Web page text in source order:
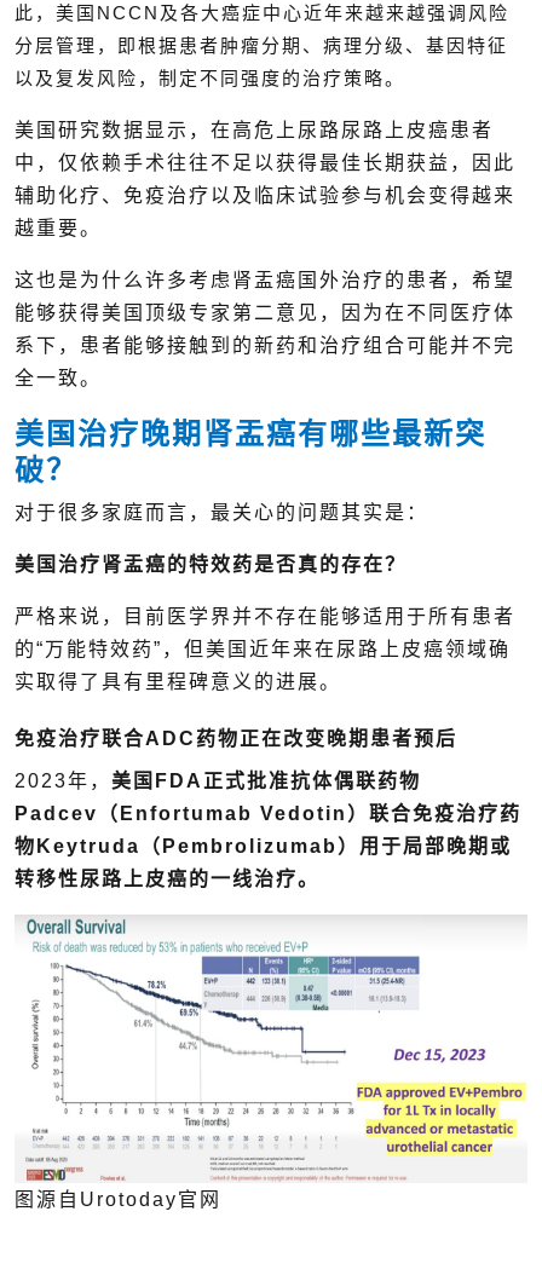
此，美国NCCN及各大癌症中心近年来越来越强调风险
分层管理，即根据患者肿瘤分期、病理分级、基因特征
以及复发风险，制定不同强度的治疗策略。
美国研究数据显示，在高危上尿路尿路上皮癌患者
中，仅依赖手术往往不足以获得最佳长期获益，因此
辅助化疗、免疫治疗以及临床试验参与机会变得越来
越重要。
这也是为什么许多考虑肾盂癌国外治疗的患者，希望
能够获得美国顶级专家第二意见，因为在不同医疗体
系下，患者能够接触到的新药和治疗组合可能并不完
全一致。
美国治疗晚期肾盂癌有哪些最新突
破？
对于很多家庭而言，最关心的问题其实是：
美国治疗肾盂癌的特效药是否真的存在？
严格来说，目前医学界并不存在能够适用于所有患者
的“万能特效药”，但美国近年来在尿路上皮癌领域确
实取得了具有里程碑意义的进展。
免疫治疗联合ADC药物正在改变晚期患者预后
2023年， 美国FDA正式批准抗体偶联药物
Padcev（Enfortumab Vedotin）联合免疫治疗药
物Keytruda（Pembrolizumab）用于局部晚期或
转移性尿路上皮癌的一线治疗。
图源自Urotoday官网